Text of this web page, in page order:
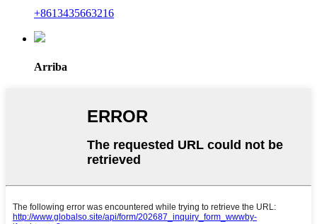
+8613435663216
Arriba